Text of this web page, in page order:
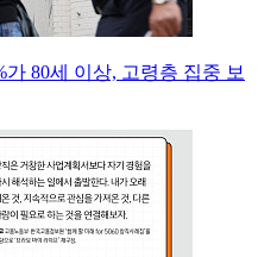
가 80세 이상, 고령층 집중 보